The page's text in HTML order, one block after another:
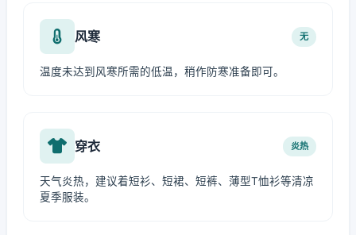
风寒 无
温度未达到风寒所需的低温，稍作防寒准备即可。
穿衣 炎热
天气炎热，建议着短衫、短裙、短裤、薄型T恤衫等清凉
夏季服装。